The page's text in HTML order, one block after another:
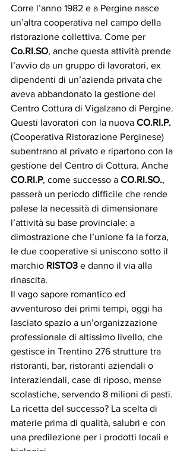
Corre l’anno 1982 e a Pergine nasce
un’altra cooperativa nel campo della
ristorazione collettiva. Come per
Co.RI.SO, anche questa attività prende
l’avvio da un gruppo di lavoratori, ex
dipendenti di un’azienda privata che
aveva abbandonato la gestione del
Centro Cottura di Vigalzano di Pergine.
Questi lavoratori con la nuova CO.RI.P.
(Cooperativa Ristorazione Perginese)
subentrano al privato e ripartono con la
gestione del Centro di Cottura. Anche
CO.RI.P, come successo a CO.RI.SO.,
passerà un periodo difficile che rende
palese la necessità di dimensionare
l’attività su base provinciale: a
dimostrazione che l’unione fa la forza,
le due cooperative si uniscono sotto il
marchio RISTO3 e danno il via alla
rinascita.
Il vago sapore romantico ed
avventuroso dei primi tempi, oggi ha
lasciato spazio a un’organizzazione
professionale di altissimo livello, che
gestisce in Trentino 276 strutture tra
ristoranti, bar, ristoranti aziendali o
interaziendali, case di riposo, mense
scolastiche, servendo 8 milioni di pasti.
La ricetta del successo? La scelta di
materie prima di qualità, salubri e con
una predilezione per i prodotti locali e